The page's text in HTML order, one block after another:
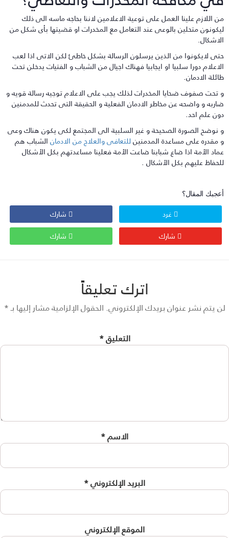
اللازم علينا العمل على توعية الاعلامين لاننا بحاجه ماسه الى ذلك
متحلين بالوعى عند التعامل مع المخدرات او قضيتها بأى شكل من
لايكونوا من الذين يرسلون الرسالة بشكل خاطئ لكن الاتى اذا لعب
دورا سلبيا او ايجابيا فهناك اجيال من الشباب و الفتيات يدخلن تحت
الادمان.
تحت صفوف ضحايا المخدرات لذلك يجب على الاعلام توجيه رسالة قويه و
و واضحه عن مخاطر الادمان الفعلية و الحقيقة التى تحدث للمدمنين
علم احد.
نوضح الصورة الصحيحة و غير السلبية الى المجتمع لكى يكون هناك وعى
مقدره على مساعدة المدمنينللتعافى والعلاج من الادمانالشباب هم
الأمة اذا ضاع شبابنا ضاعت الأمة فعلينا مساعدتهم بكل الأشكال
عليهم بكل الأشكال .
المقال؟
غرد
شارك
شارك
شارك
اترك تعليقاً
يتم نشر عنوان بريدك الإلكتروني. الحقول الإلزامية مشار إليها بـ*
التعليق*
الاسم*
البريد الإلكتروني*
الموقع الإلكتروني